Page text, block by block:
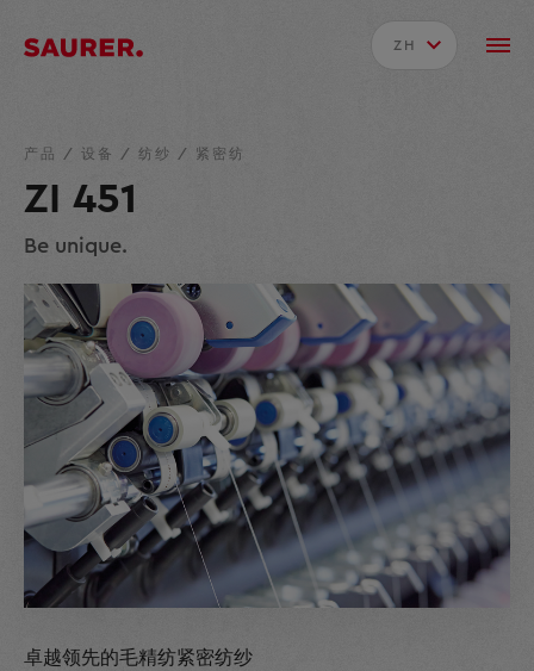
ZH
产品 / 设备 / 纺纱 / 紧密纺
ZI 451
Be unique.
卓越领先的毛精纺紧密纺纱